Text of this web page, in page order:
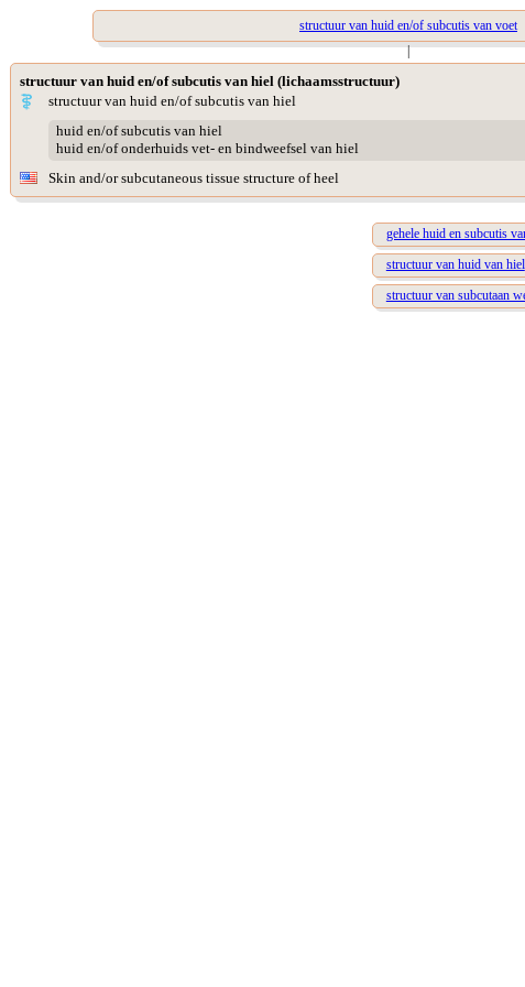
structuur van huid en/of subcutis van voet
|
structuur van huid en/of subcutis van hiel (lichaamsstructuur)
structuur van huid en/of subcutis van hiel
huid en/of subcutis van hiel
huid en/of onderhuids vet- en bindweefsel van hiel
Skin and/or subcutaneous tissue structure of heel
gehele huid en subcutis
structuur van huid van hiel
structuur van subcutaan